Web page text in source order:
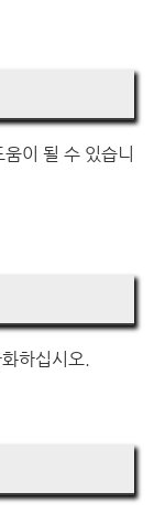
이 될 수 있습니
하십시오.